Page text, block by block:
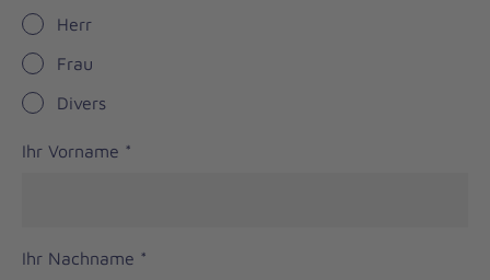
Herr
Frau
Divers
Ihr Vorname *
Ihr Nachname *